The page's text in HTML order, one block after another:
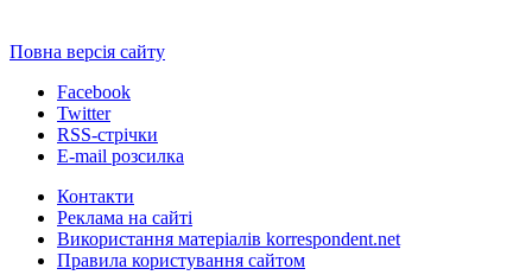
Повна версія сайту
Facebook
Twitter
RSS-стрічки
E-mail розсилка
Контакти
Реклама на сайті
Використання матеріалів korrespondent.net
Правила користування сайтом